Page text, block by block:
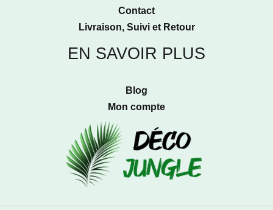
Contact
Livraison, Suivi et Retour
EN SAVOIR PLUS
Blog
Mon compte